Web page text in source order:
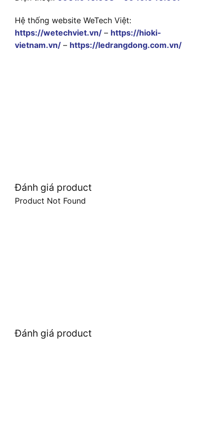
Hệ thống website WeTech Việt:
https://wetechviet.vn/ – https://hioki-
vietnam.vn/ – https://ledrangdong.com.vn/
Đánh giá product
Product Not Found
Đánh giá product